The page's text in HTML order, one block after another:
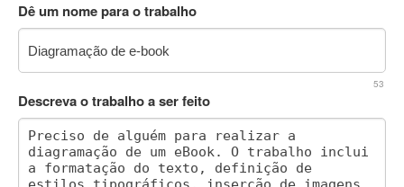
Dê um nome para o trabalho
53
Descreva o trabalho a ser feito